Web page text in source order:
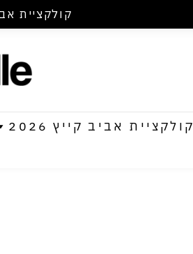
קולקציית אביב קייץ
קולקציית אביב קייץ 2026